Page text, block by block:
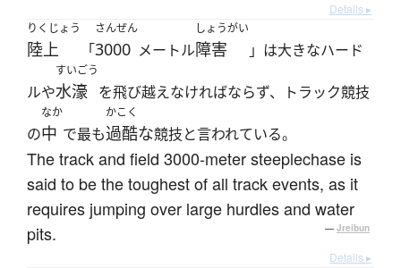
Details ▸
りくじょう
陸上 「
さんぜん
3000 メートル
しょうがい
障害 」は大きなハード
ルや
すいごう
水濠 を飛び越えなければならず、トラック競技
の
なか
中 で最も
かこく
過酷な競技と言われている。
The track and field 3000-meter steeplechase is
said to be the toughest of all track events, as it
requires jumping over large hurdles and water
pits.
— Jreibun
Details ▸